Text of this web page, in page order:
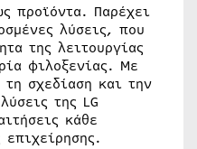
προϊόντα. Παρέχει
λύσεις, που
της λειτουργίας
φιλοξενίας. Με
σχεδίαση και την
της LG
κάθε
επιχείρησης.